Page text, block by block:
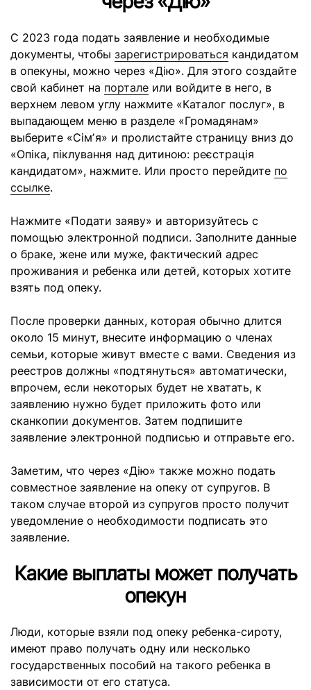
С 2023 года подать заявление и необходимые
документы, чтобы зарегистрироваться кандидатом
в опекуны, можно через «Дію». Для этого создайте
свой кабинет на портале или войдите в него, в
верхнем левом углу нажмите «Каталог послуг», в
выпадающем меню в разделе «Громадянам»
выберите «Сімʼя» и пролистайте страницу вниз до
«Опіка, піклування над дитиною: реєстрація
кандидатом», нажмите. Или просто перейдите по
ссылке.
Нажмите «Подати заяву» и авторизуйтесь с
помощью электронной подписи. Заполните данные
о браке, жене или муже, фактический адрес
проживания и ребенка или детей, которых хотите
взять под опеку.
После проверки данных, которая обычно длится
около 15 минут, внесите информацию о членах
семьи, которые живут вместе с вами. Сведения из
реестров должны «подтянуться» автоматически,
впрочем, если некоторых будет не хватать, к
заявлению нужно будет приложить фото или
сканкопии документов. Затем подпишите
заявление электронной подписью и отправьте его.
Заметим, что через «Дію» также можно подать
совместное заявление на опеку от супругов. В
таком случае второй из супругов просто получит
уведомление о необходимости подписать это
заявление.
Какие выплаты может получать
опекун
Люди, которые взяли под опеку ребенка-сироту,
имеют право получать одну или несколько
государственных пособий на такого ребенка в
зависимости от его статуса.